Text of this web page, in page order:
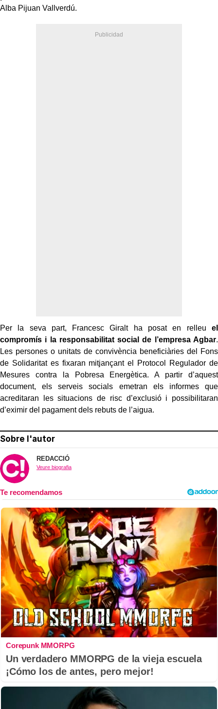
Alba Pijuan Vallverdú.
Per la seva part, Francesc Giralt ha posat en relleu el
compromís i la responsabilitat social de l’empresa Agbar.
Les persones o unitats de convivència beneficiàries del Fons
de Solidaritat es fixaran mitjançant el Protocol Regulador de
Mesures contra la Pobresa Energètica. A partir d’aquest
document, els serveis socials emetran els informes que
acreditaran les situacions de risc d’exclusió i possibilitaran
d’eximir del pagament dels rebuts de l’aigua.
Sobre l'autor
REDACCIÓ
Veure biografia
Corepunk MMORPG
Un verdadero MMORPG de la vieja escuela
¡Cómo los de antes, pero mejor!